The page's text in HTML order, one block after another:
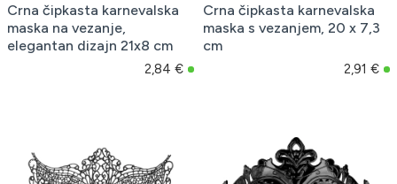
Crna čipkasta karnevalska
maska na vezanje,
elegantan dizajn 21x8 cm
2,84 €
Crna čipkasta karnevalska
maska s vezanjem, 20 x 7,3
cm
2,91 €